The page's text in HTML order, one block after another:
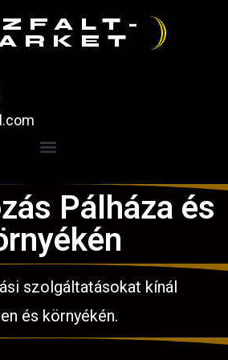
Pálháza és
szolgáltatásokat kínál
és környékén.